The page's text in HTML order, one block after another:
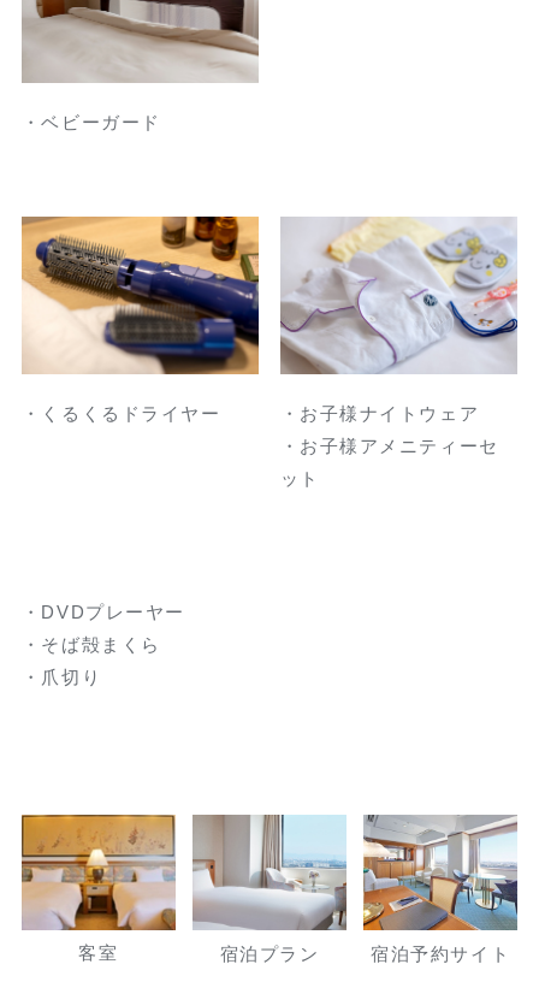
・ベビーガード
・くるくるドライヤー
・お子様ナイトウェア
・お子様アメニティーセ
ット
・DVDプレーヤー
・そば殻まくら
・爪切り
客室 宿泊プラン 宿泊予約サイト